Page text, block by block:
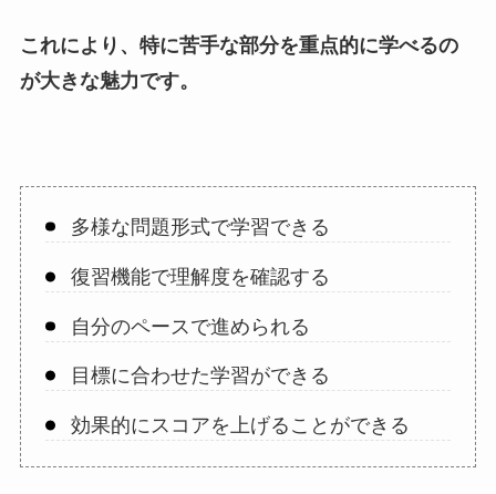
これにより、特に苦手な部分を重点的に学べるの
が大きな魅力です。
多様な問題形式で学習できる
復習機能で理解度を確認する
自分のペースで進められる
目標に合わせた学習ができる
効果的にスコアを上げることができる